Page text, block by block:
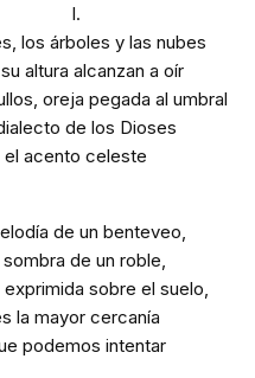
I.
los árboles y las nubes
altura alcanzan a oír
oreja pegada al umbral
de los Dioses
el acento celeste
de un benteveo,
sombra de un roble,
exprimida sobre el suelo,
la mayor cercanía
podemos intentar